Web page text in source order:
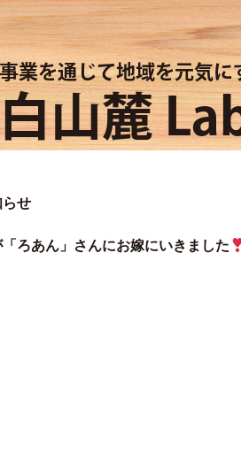
事業を通じて地域を元気に
白山麓
せ
ろあん」さんにお嫁にいきました